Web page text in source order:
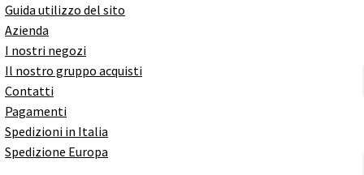
Guida utilizzo del sito
Azienda
I nostri negozi
Il nostro gruppo acquisti
Contatti
Pagamenti
Spedizioni in Italia
Spedizione Europa